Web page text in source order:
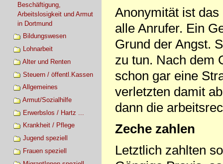
Beschäftigung,
Arbeitslosigkeit und Armut
in Dortmund
Bildungswesen
Lohnarbeit
Alter und Renten
Steuern / öffentl.Kassen
Allgemeines
Armut/Sozialhilfe
Erwerbslos / Hartz ...
Krankheit / Pflege
Jugend speziell
Frauen speziell
Anonymität ist
alle Anrufer. Ein
Grund der Angst.
zu tun. Nach dem
schon gar eine
verletzten damit
dann die
Zeche zahlen
Letztlich zahlten